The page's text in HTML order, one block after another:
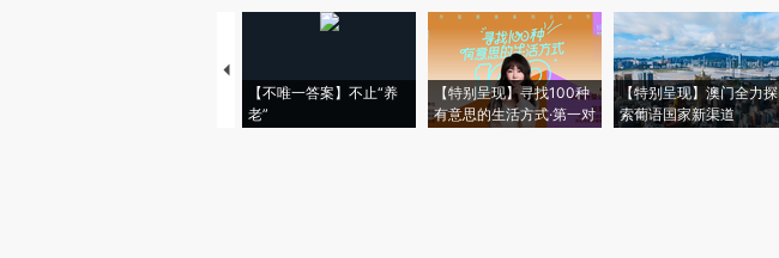
【不唯一答案】不止“养
老”
【特别呈现】寻找100种
有意思的生活方式·第一对
【特别呈现】澳门全力探
索葡语国家新渠道